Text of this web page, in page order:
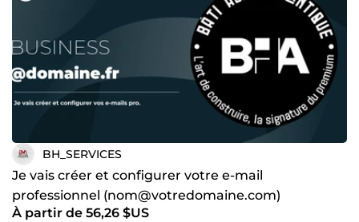
BH_SERVICES
Je vais créer et configurer votre e-mail
professionnel (nom@votredomaine.com)
À partir de 56,26 $US